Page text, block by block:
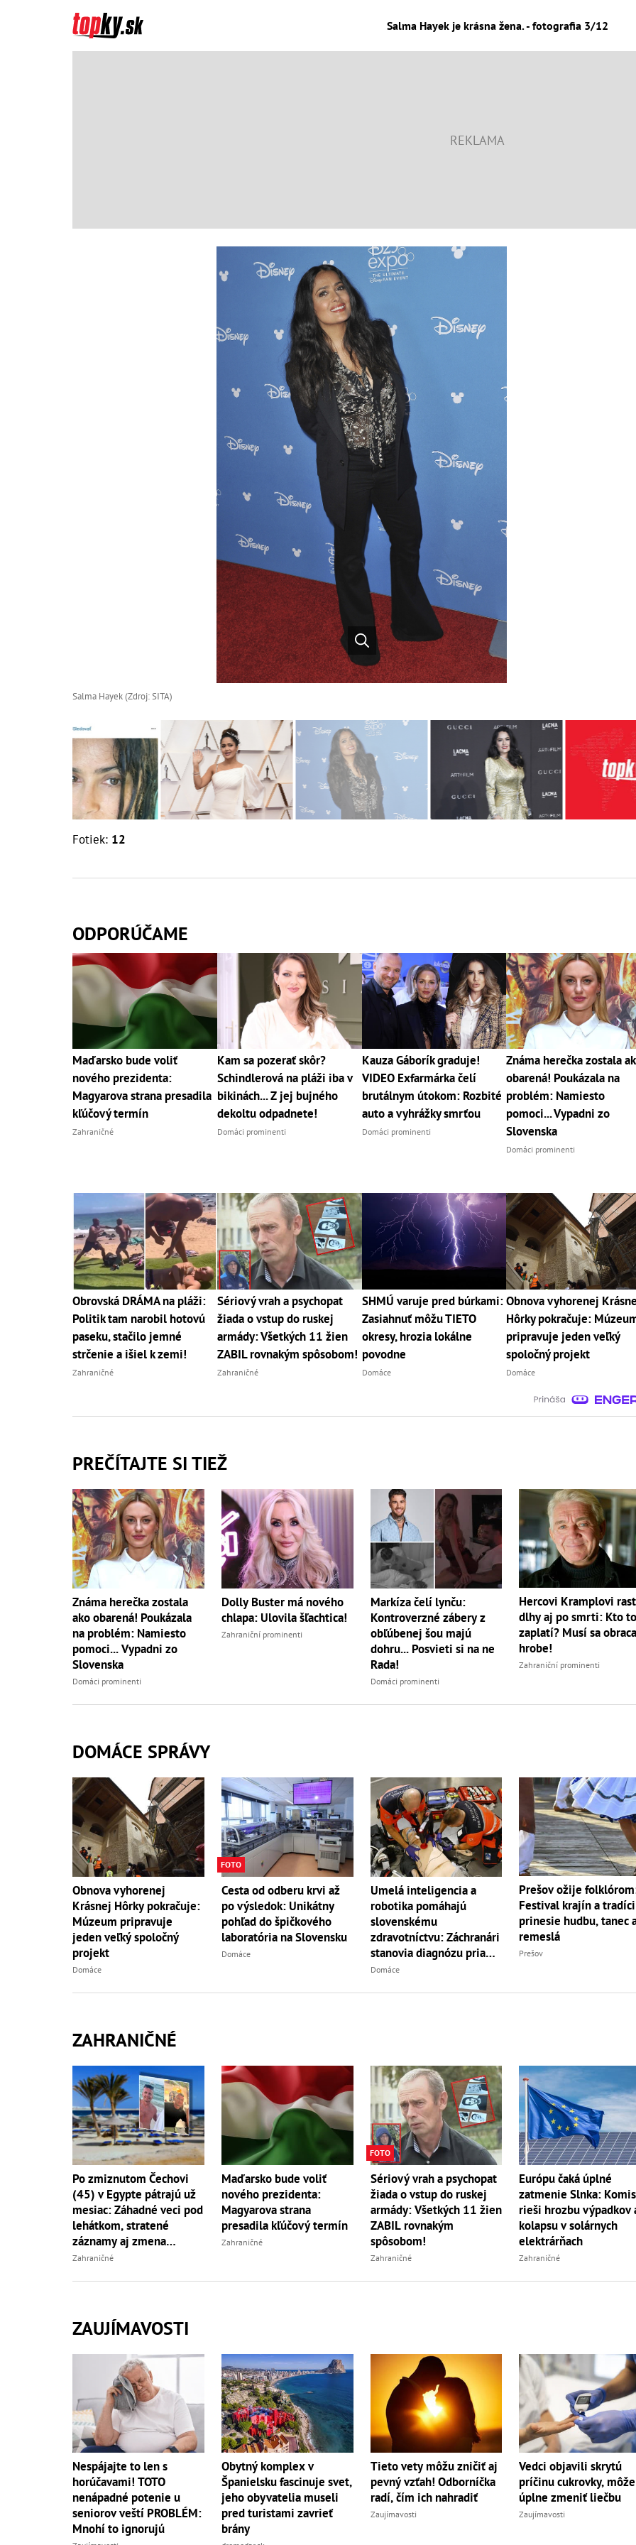
Salma Hayek je krásna žena. - fotografia 3/12
Salma Hayek (Zdroj: SITA)
Fotiek: 12
ODPORÚČAME
Maďarsko bude voliť
nového prezidenta:
Magyarova strana presadila
kľúčový termín
Zahraničné
Kam sa pozerať skôr?
Schindlerová na pláži iba v
bikinách... Z jej bujného
dekoltu odpadnete!
Domáci prominenti
Kauza Gáborík graduje!
VIDEO Exfarmárka čelí
brutálnym útokom: Rozbité
auto a vyhrážky smrťou
Domáci prominenti
Známa herečka zostala
obarená! Poukázala na
problém: Namiesto
pomoci... Vypadni zo
Slovenska
Domáci prominenti
Obrovská DRÁMA na pláži:
Politik tam narobil hotovú
paseku, stačilo jemné
strčenie a išiel k zemi!
Zahraničné
Sériový vrah a psychopat
žiada o vstup do ruskej
armády: Všetkých 11 žien
ZABIL rovnakým spôsobom!
Zahraničné
SHMÚ varuje pred búrkami:
Zasiahnuť môžu TIETO
okresy, hrozia lokálne
povodne
Domáce
Obnova vyhorenej
Hôrky pokračuje:
pripravuje jeden veľký
spoločný projekt
Domáce
PREČÍTAJTE SI TIEŽ
Známa herečka zostala
ako obarená! Poukázala
na problém: Namiesto
pomoci... Vypadni zo
Slovenska
Domáci prominenti
Dolly Buster má nového
chlapa: Ulovila šľachtica!
Zahraniční prominenti
Markíza čelí lynču:
Kontroverzné zábery z
obľúbenej šou majú
dohru... Posvieti si na ne
Rada!
Domáci prominenti
Hercovi Kramplovi
dlhy aj po smrti: Kto
zaplatí? Musí sa
hrobe!
Zahraniční prominenti
DOMÁCE SPRÁVY
Obnova vyhorenej
Krásnej Hôrky pokračuje:
Múzeum pripravuje
jeden veľký spoločný
projekt
Domáce
FOTO
Cesta od odberu krvi až
po výsledok: Unikátny
pohľad do špičkového
laboratória na Slovensku
Domáce
Umelá inteligencia a
robotika pomáhajú
slovenskému
zdravotníctvu: Záchranári
stanovia diagnózu priamo
v teréne
Domáce
Prešov ožije
Festival krajín a
prinesie hudbu, tanec
remeslá
Prešov
ZAHRANIČNÉ
Po zmiznutom Čechovi
(45) v Egypte pátrajú už
mesiac: Záhadné veci pod
lehátkom, stratené
záznamy aj zmena
vypovede
Zahraničné
Maďarsko bude voliť
nového prezidenta:
Magyarova strana
presadila kľúčový termín
Zahraničné
FOTO
Sériový vrah a psychopat
žiada o vstup do ruskej
armády: Všetkých 11 žien
ZABIL rovnakým
spôsobom!
Zahraničné
Európu čaká úplné
zatmenie Slnka:
rieši hrozbu výpadkov
kolapsu v solárnych
elektrárňach
Zahraničné
ZAUJÍMAVOSTI
Nespájajte to len s
horúčavami! TOTO
nenápadné potenie u
seniorov veští PROBLÉM:
Mnohí to ignorujú
Obytný komplex v
Španielsku fascinuje svet,
jeho obyvatelia museli
pred turistami zavrieť
brány
Tieto vety môžu zničiť aj
pevný vzťah! Odborníčka
radí, čím ich nahradiť
Zaujímavosti
Vedci objavili skrytú
príčinu cukrovky,
úplne zmeniť liečbu
Zaujímavosti